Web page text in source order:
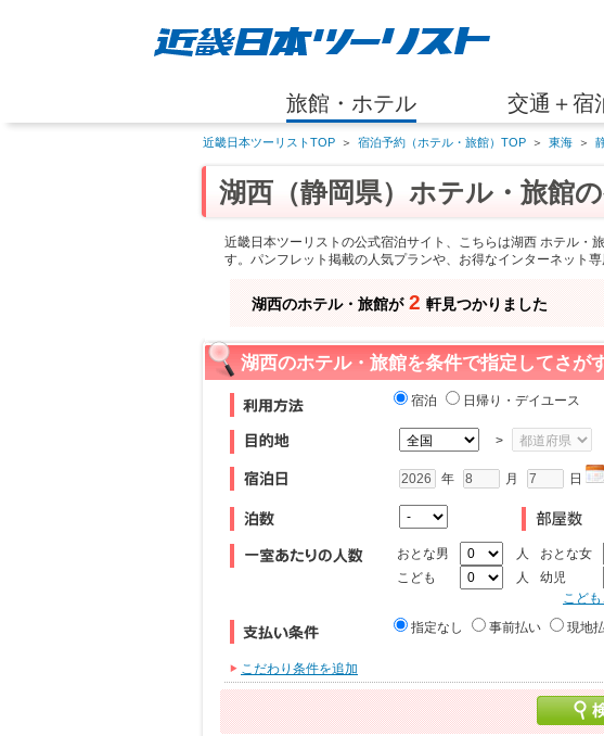
旅館・ホテル 交通＋宿
近畿日本ツーリストTOP ＞ 宿泊予約（ホテル・旅館）TOP ＞ 東海 ＞
湖西（静岡県）ホテル・旅館
近畿日本ツーリストの公式宿泊サイト、こちらは湖西 ホテル・
す。パンフレット掲載の人気プランや、お得なインターネット専
湖西のホテル・旅館が 2 軒見つかりました
湖西のホテル・旅館を条件で指定してさが
宿泊 日帰り・デイユース
>
年 月 日
おとな男 人 おとな女
こども
人 幼児
こど
指定なし
事前払い 現地
こだわり条件を追加